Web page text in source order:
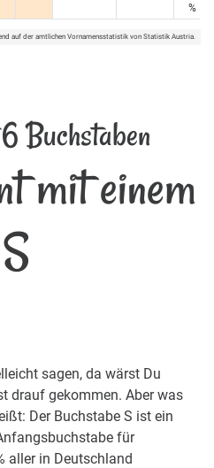
%
auf der amtlichen Vornamensstatistik von Statistik Austria.
Buchstaben
mit einem
S
sagen, da wärst Du
drauf gekommen. Aber was
Der Buchstabe S ist ein
für
aller in Deutschland